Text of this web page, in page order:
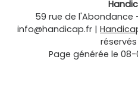
59 rue de l'Abondance
info@handicap.fr |
Page générée le 08-